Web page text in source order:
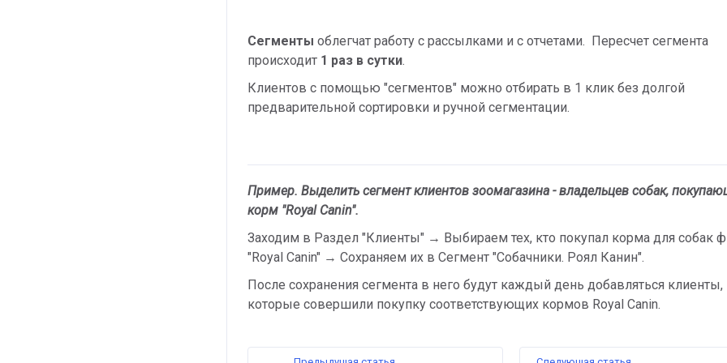
Сегменты облегчат работу с рассылками и с отчетами. Пересчет сегмента
происходит 1 раз в сутки.
Клиентов с помощью "сегментов" можно отбирать в 1 клик без долгой
предварительной сортировки и ручной сегментации.
Пример. Выделить сегмент клиентов зоомагазина - владельцев собак,
корм "Royal Canin".
Заходим в Раздел "Клиенты" → Выбираем тех, кто покупал корма для собак
"Royal Canin" → Сохраняем их в Сегмент "Собачники. Роял Канин".
После сохранения сегмента в него будут каждый день добавляться клиенты,
которые совершили покупку соответствующих кормов Royаl Canin.